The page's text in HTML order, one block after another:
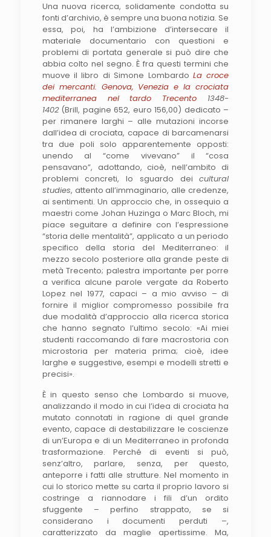
Una nuova ricerca, solidamente condotta su
fonti d’archivio, è sempre una buona notizia. Se
essa, poi, ha l’ambizione d’intersecare il
materiale documentario con questioni e
problemi di portata generale si può dire che
abbia colto nel segno. È fra questi termini che
muove il libro di Simone Lombardo La croce
dei mercanti. Genova, Venezia e la crociata
mediterranea nel tardo Trecento 1348-
1402(Brill, pagine 652, euro 156,00) dedicato –
per rimanere larghi – alle mutazioni incorse
dall’idea di crociata, capace di barcamenarsi
tra due poli solo apparentemente opposti:
unendo al “come vivevano” il “cosa
pensavano”, adottando, cioè, nell’ambito di
problemi concreti, lo sguardo deicultural
studies, attento all’immaginario, alle credenze,
ai sentimenti. Un approccio che, in ossequio a
maestri come Johan Huzinga o Marc Bloch, mi
piace seguitare a definire con l’espressione
“storia delle mentalità”, applicato a un periodo
specifico della storia del Mediterraneo: il
mezzo secolo posteriore alla grande peste di
metà Trecento; palestra importante per porre
a verifica alcune parole vergate da Roberto
Lopez nel 1977, capaci – a mio avviso – di
fornire il miglior compromesso possibile fra
due modalità d’approccio alla ricerca storica
che hanno segnato l’ultimo secolo: «Ai miei
studenti raccomando di fare macrostoria con
microstoria per materia prima; cioè, idee
larghe e suggestive, esempi e modelli stretti e
precisi».
È in questo senso che Lombardo si muove,
analizzando il modo in cui l’idea di crociata ha
mutato connotati in ragione di quel grande
evento, capace di destabilizzare le coscienze
di un’Europa e di un Mediterraneo in profonda
trasformazione. Perché di eventi si può,
senz’altro, parlare, senza, per questo,
anteporre i fatti alle strutture. Nel momento in
cui lo storico mette su carta il proprio lavoro si
costringe a riannodare i fili d’un ordito
sfuggente – perfino strappato, se si
considerano i documenti perduti –,
caratterizzato da maglie apertissime. Ma,